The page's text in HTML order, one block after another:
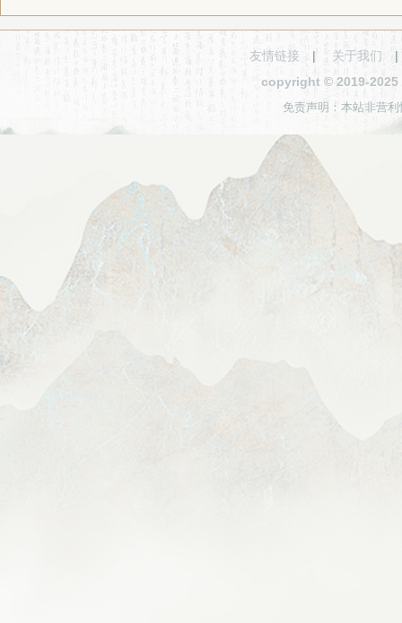
友情链接 | 关于我们
copyright © 2019-2025
免责声明：本站非营